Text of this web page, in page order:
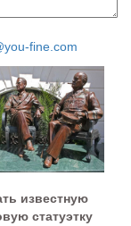
fine.com
известную
статуэтку